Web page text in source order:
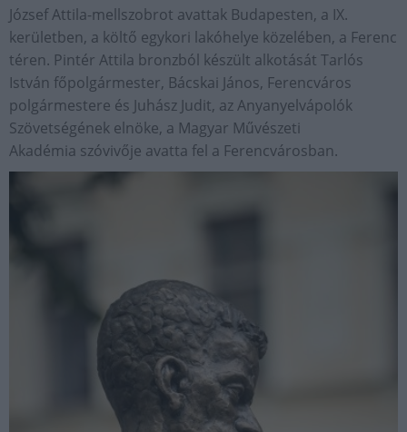
József Attila-mellszobrot avattak Budapesten, a IX.
kerületben, a költő egykori lakóhelye közelében, a Ferenc
téren. Pintér Attila bronzból készült alkotását Tarlós
István főpolgármester, Bácskai János, Ferencváros
polgármestere és Juhász Judit, az Anyanyelvápolók
Szövetségének elnöke, a Magyar Művészeti
Akadémia szóvivője avatta fel a Ferencvárosban.